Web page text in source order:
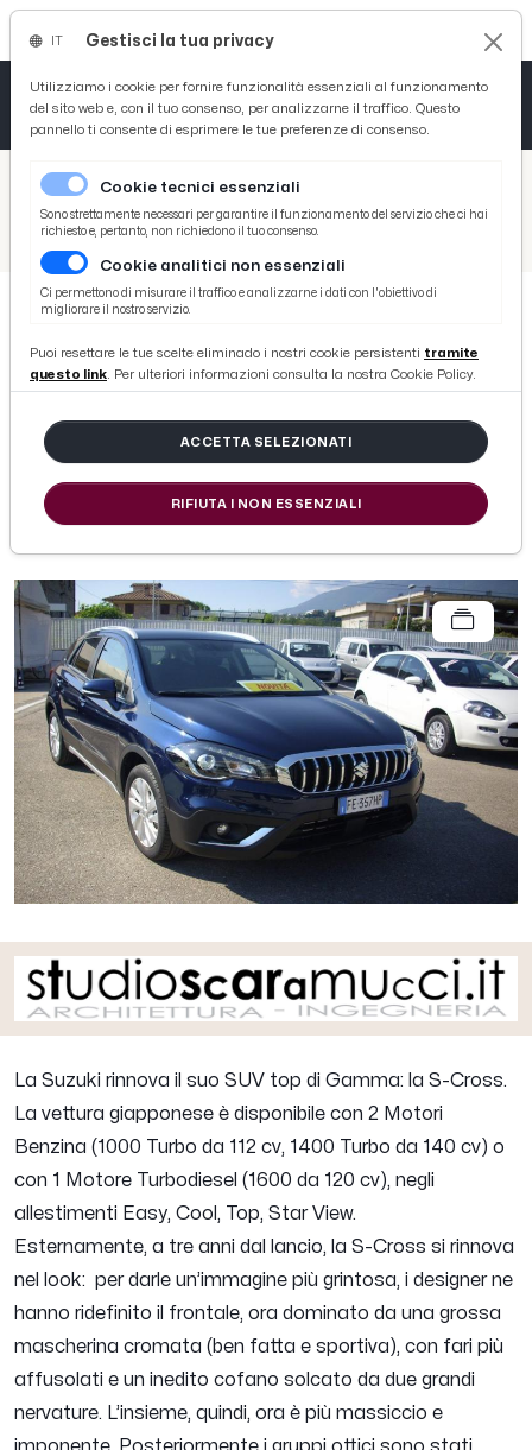
/ Picenotime
/ Motori
/ Il Supereroe dei SUV, la Suzuki presenta la S-Cross
Il Supereroe dei SUV, la Suzuki
presenta la S-Cross
lunedì 03 ottobre 2016
La Suzuki rinnova il suo SUV top di Gamma: la S-Cross.
La vettura giapponese è disponibile con 2 Motori
Benzina (1000 Turbo da 112 cv, 1400 Turbo da 140 cv) o
con 1 Motore Turbodiesel (1600 da 120 cv), negli
allestimenti Easy, Cool, Top, Star View.
Esternamente, a tre anni dal lancio, la S-Cross si rinnova
nel look: per darle un’immagine più grintosa, i designer ne
hanno ridefinito il frontale, ora dominato da una grossa
mascherina cromata (ben fatta e sportiva), con fari più
affusolati e un inedito cofano solcato da due grandi
nervature. L’insieme, quindi, ora è più massiccio e
Gestisci la tua privacy
Utilizziamo i cookie per fornire funzionalità essenziali al funzionamento
del sito web e, con il tuo consenso, per analizzarne il traffico. Questo
pannello ti consente di esprimere le tue preferenze di consenso.
Cookie tecnici essenziali
Sono strettamente necessari per garantire il funzionamento del servizio che ci hai
richiesto e, pertanto, non richiedono il tuo consenso.
Cookie analitici non essenziali
Ci permettono di misurare il traffico e analizzarne i dati con l'obiettivo di
migliorare il nostro servizio.
Puoi resettare le tue scelte eliminado i nostri cookie persistenti tramite
questo link. Per ulteriori informazioni consulta la nostra Cookie Policy.
ACCETTA SELEZIONATI
RIFIUTA I NON ESSENZIALI
Tutto News
Tutto Sport
Basket
Ciclismo
Tutto Curiosità